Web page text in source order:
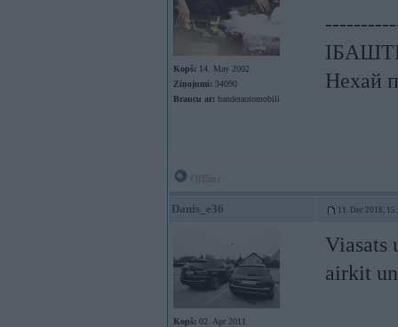
Kopš: 14. May 2002
Ziņojumi: 34090
Braucu ar: banderautomobili
Нехай
Danis_e36 11. Dec 2018,
Kopš: 02. Apr 2011
Viasats
airkit